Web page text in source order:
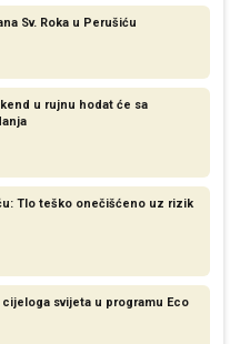
Sv. Roka u Perušiću
u rujnu hodat će sa
Tlo teško onečišćeno uz rizik
svijeta u programu Eco